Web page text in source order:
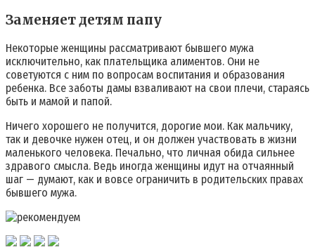
Заменяет детям папу
Некоторые женщины рассматривают бывшего мужа
исключительно, как плательщика алиментов. Они не
советуются с ним по вопросам воспитания и образования
ребенка. Все заботы дамы взваливают на свои плечи, стараясь
быть и мамой и папой.
Ничего хорошего не получится, дорогие мои. Как мальчику,
так и девочке нужен отец, и он должен участвовать в жизни
маленького человека. Печально, что личная обида сильнее
здравого смысла. Ведь иногда женщины идут на отчаянный
шаг — думают, как и вовсе ограничить в родительских правах
бывшего мужа.